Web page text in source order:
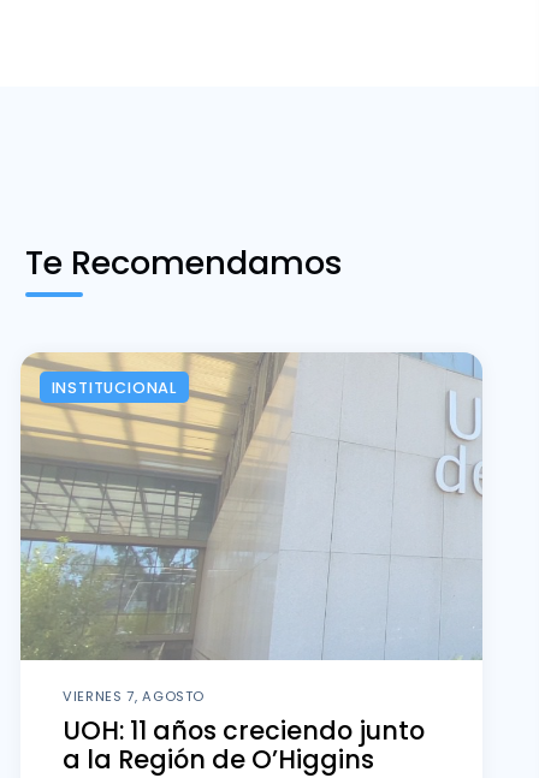
Te Recomendamos
INSTITUCIONAL
VIERNES 7, AGOSTO
UOH: 11 años creciendo junto
a la Región de O’Higgins